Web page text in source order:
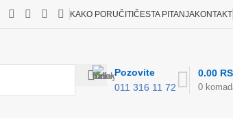
KAKO PORUČITIČESTA PITANJAKONTAKT
Pozovite
011 316 11 72
0
0.00